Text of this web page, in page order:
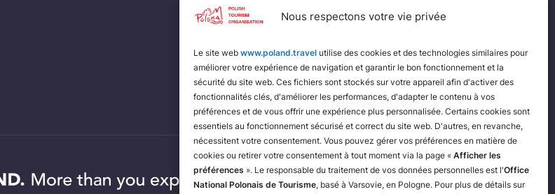
Nous respectons votre vie privée
Le site web www.poland.travel utilise des cookies et des technologies similaires pour
améliorer votre expérience de navigation et garantir le bon fonctionnement et la
sécurité du site web. Ces fichiers sont stockés sur votre appareil afin d'activer des
fonctionnalités clés, d'améliorer les performances, d'adapter le contenu à vos
préférences et de vous offrir une expérience plus personnalisée. Certains cookies sont
essentiels au fonctionnement sécurisé et correct du site web. D'autres, en revanche,
nécessitent votre consentement. Vous pouvez gérer vos préférences en matière de
cookies ou retirer votre consentement à tout moment via la page « Afficher les
préférences ». Le responsable du traitement de vos données personnelles est l'Office
National Polonais de Tourisme, basé à Varsovie, en Pologne. Pour plus de détails sur